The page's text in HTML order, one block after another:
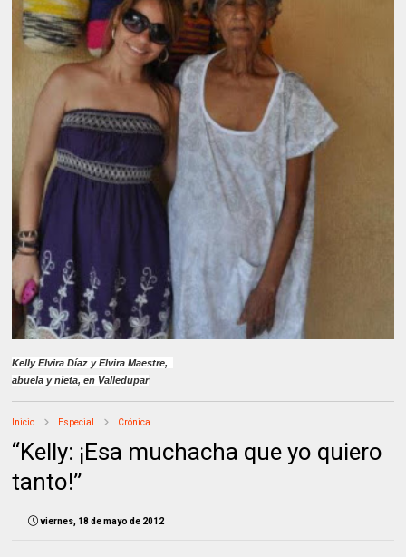
Kelly Elvira Díaz y Elvira Maestre,
abuela y nieta, en Valledupar
Inicio Especial Crónica
“Kelly: ¡Esa muchacha que yo quiero
tanto!”
viernes, 18 de mayo de 2012